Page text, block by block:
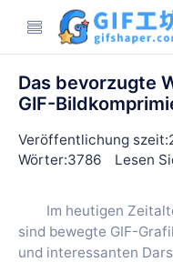
Das bevorzugte
GIF-
Veröffentlichung
Wörter:3786
Lesen
Im heutigen
sind bewegte GIF-
und interessanten